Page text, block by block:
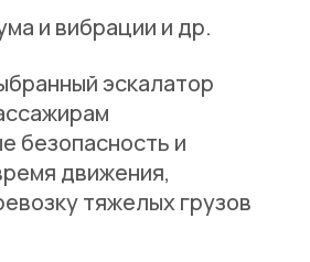
и вибрации и др.
эскалатор
безопасность и
движения,
тяжелых грузов